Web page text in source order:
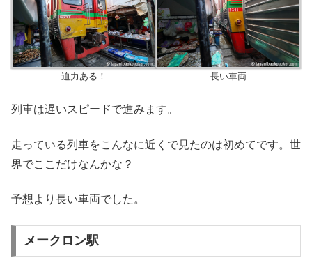
迫力ある！ 長い車両
列車は遅いスピードで進みます。
走っている列車をこんなに近くで見たのは初めてです。世
界でここだけなんかな？
予想より長い車両でした。
メークロン駅